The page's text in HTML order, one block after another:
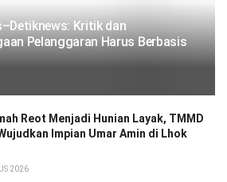
Kritik dan
Pelanggaran Harus Berbasis
Reot Menjadi Hunian Layak, TMMD
Impian Umar Amin di Lhok
2026